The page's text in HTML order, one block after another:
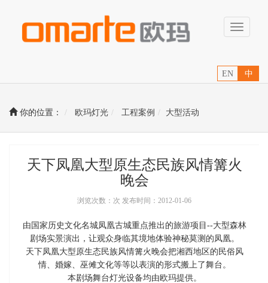
Toggle
EN 中
你的位置： 欧玛灯光 工程案例 大型活动
天下凤凰大型原生态民族风情篝火
晚会
浏览次数：次 发布时间：2012-01-06
由国家历史文化名城凤凰古城重点推出的旅游项目--大型森林
剧场实景演出，让观众身临其境地体验神秘莫测的凤凰。
天下凤凰大型原生态民族风情篝火晚会把湘西地区的民俗风
情、婚嫁、巫傩文化等等以表演的形式搬上了舞台。
本剧场舞台灯光设备均由欧玛提供。